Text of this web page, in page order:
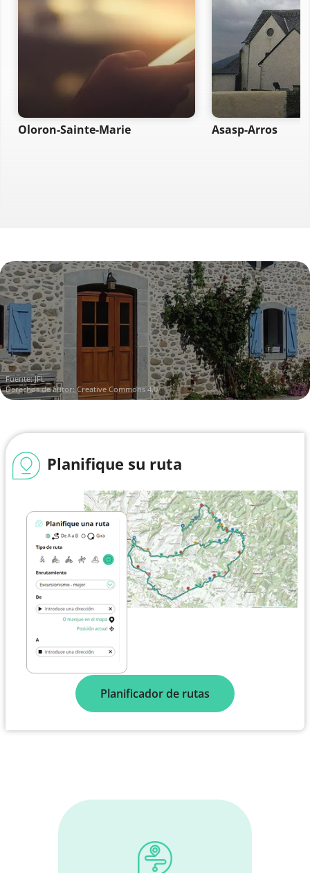
Oloron-Sainte-Marie Asasp-Arros
Fuente: JFL
Derechos de autor: Creative Commons 4.0
Planifique su ruta
Planificador de rutas